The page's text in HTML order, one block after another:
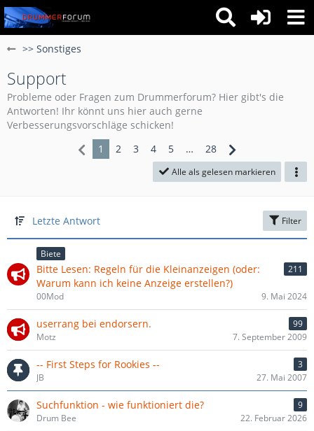
>> Sonstiges
Support
Probleme oder Fragen zum Drummerforum? Hier gibt's die
Antworten! Ihr könnt uns hier auch gerne
Verbesserungsvorschläge schicken!
1
2 3 4 5 … 28
Alle als gelesen markieren
Letzte Antwort Filter
Biete
Bitte Lesen: Regeln für die Kleinanzeigen (oder:
Warum kann ich keine Anzeige erstellen?)
211
00Mod 9. Mai 2024
userrang bei endorsern.
99
Motz
7. September 2009
-- First Steps for Rookies --
3
JB
27. Mai 2007
Suchfunktion - wie funktioniert die?
9
Drum Bee
22. Februar 2026